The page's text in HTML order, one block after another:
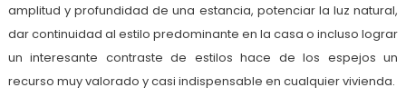
amplitud y profundidad de una estancia, potenciar la luz natural,
dar continuidad al estilo predominante en la casa o incluso lograr
un interesante contraste de estilos hace de los espejos un
recurso muy valorado y casi indispensable en cualquier vivienda.